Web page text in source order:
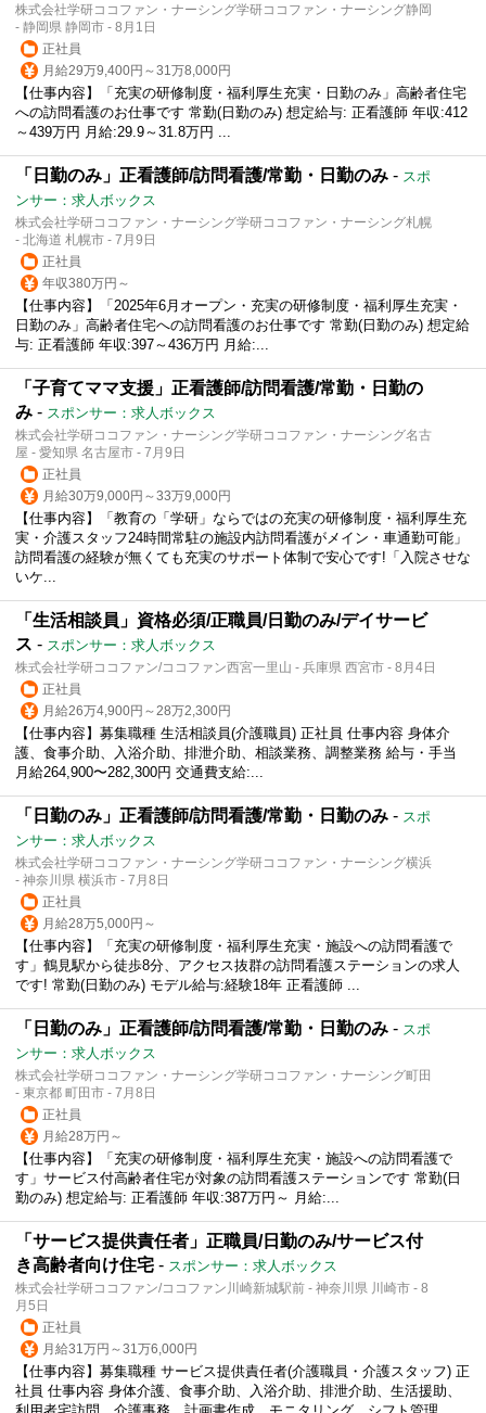
株式会社学研ココファン・ナーシング学研ココファン・ナーシング静岡
- 静岡県 静岡市 - 8月1日
正社員
月給29万9,400円～31万8,000円
【仕事内容】「充実の研修制度・福利厚生充実・日勤のみ」高齢者住宅
への訪問看護のお仕事です 常勤(日勤のみ) 想定給与: 正看護師 年収:412
～439万円 月給:29.9～31.8万円 ...
「日勤のみ」正看護師/訪問看護/常勤・日勤のみ - スポ
ンサー：求人ボックス
株式会社学研ココファン・ナーシング学研ココファン・ナーシング札幌
- 北海道 札幌市 - 7月9日
正社員
年収380万円～
【仕事内容】「2025年6月オープン・充実の研修制度・福利厚生充実・
日勤のみ」高齢者住宅への訪問看護のお仕事です 常勤(日勤のみ) 想定給
与: 正看護師 年収:397～436万円 月給:...
「子育てママ支援」正看護師/訪問看護/常勤・日勤の
み - スポンサー：求人ボックス
株式会社学研ココファン・ナーシング学研ココファン・ナーシング名古
屋 - 愛知県 名古屋市 - 7月9日
正社員
月給30万9,000円～33万9,000円
【仕事内容】「教育の「学研」ならではの充実の研修制度・福利厚生充
実・介護スタッフ24時間常駐の施設内訪問看護がメイン・車通勤可能」
訪問看護の経験が無くても充実のサポート体制で安心です!「入院させな
いケ...
「生活相談員」資格必須/正職員/日勤のみ/デイサービ
ス - スポンサー：求人ボックス
株式会社学研ココファン/ココファン西宮一里山 - 兵庫県 西宮市 - 8月4日
正社員
月給26万4,900円～28万2,300円
【仕事内容】募集職種 生活相談員(介護職員) 正社員 仕事内容 身体介
護、食事介助、入浴介助、排泄介助、相談業務、調整業務 給与・手当
月給264,900〜282,300円 交通費支給:...
「日勤のみ」正看護師/訪問看護/常勤・日勤のみ - スポ
ンサー：求人ボックス
株式会社学研ココファン・ナーシング学研ココファン・ナーシング横浜
- 神奈川県 横浜市 - 7月8日
正社員
月給28万5,000円～
【仕事内容】「充実の研修制度・福利厚生充実・施設への訪問看護で
す」鶴見駅から徒歩8分、アクセス抜群の訪問看護ステーションの求人
です! 常勤(日勤のみ) モデル給与:経験18年 正看護師 ...
「日勤のみ」正看護師/訪問看護/常勤・日勤のみ - スポ
ンサー：求人ボックス
株式会社学研ココファン・ナーシング学研ココファン・ナーシング町田
- 東京都 町田市 - 7月8日
正社員
月給28万円～
【仕事内容】「充実の研修制度・福利厚生充実・施設への訪問看護で
す」サービス付高齢者住宅が対象の訪問看護ステーションです 常勤(日
勤のみ) 想定給与: 正看護師 年収:387万円～ 月給:...
「サービス提供責任者」正職員/日勤のみ/サービス付
き高齢者向け住宅 - スポンサー：求人ボックス
株式会社学研ココファン/ココファン川崎新城駅前 - 神奈川県 川崎市 - 8
月5日
正社員
月給31万円～31万6,000円
【仕事内容】募集職種 サービス提供責任者(介護職員・介護スタッフ) 正
社員 仕事内容 身体介護、食事介助、入浴介助、排泄介助、生活援助、